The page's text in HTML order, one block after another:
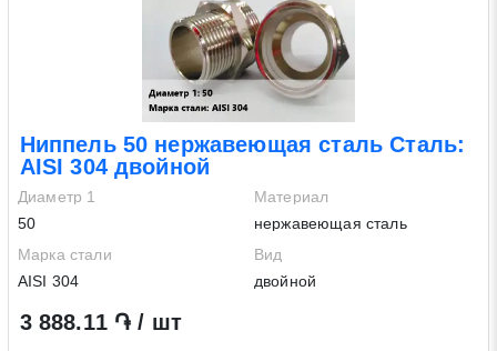
Ниппель 50 нержавеющая сталь Сталь:
AISI 304 двойной
Диаметр 1
50
Материал
нержавеющая сталь
Марка стали
AISI 304
Вид
двойной
3 888.11 ֏ / шт